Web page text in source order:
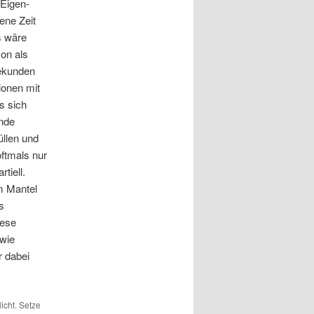
Zeit
wäre
als
mit
sich
und
nur
Mantel
dabei
Setze